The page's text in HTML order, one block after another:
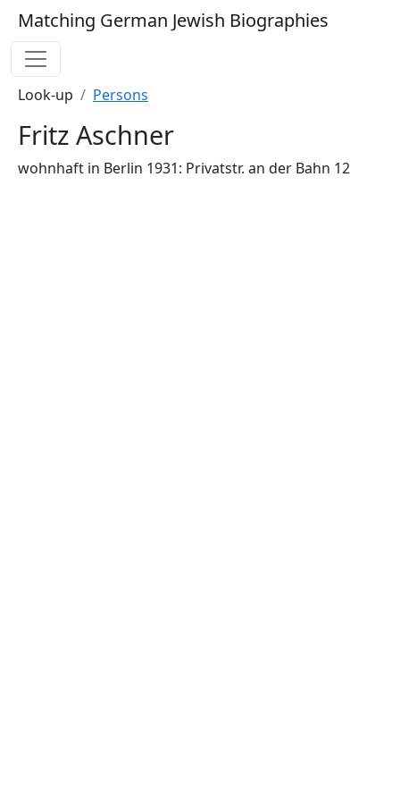
Matching German Jewish Biographies
Look-up Persons
Fritz Aschner
wohnhaft in Berlin 1931: Privatstr. an der Bahn 12